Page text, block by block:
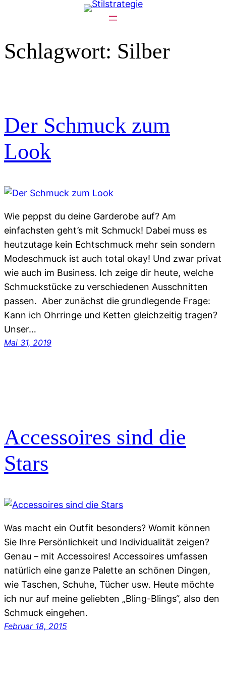
Schlagwort: Silber
Der Schmuck zum
Look
Wie peppst du deine Garderobe auf? Am
einfachsten geht’s mit Schmuck! Dabei muss es
heutzutage kein Echtschmuck mehr sein sondern
Modeschmuck ist auch total okay! Und zwar privat
wie auch im Business. Ich zeige dir heute, welche
Schmuckstücke zu verschiedenen Ausschnitten
passen. Aber zunächst die grundlegende Frage:
Kann ich Ohrringe und Ketten gleichzeitig tragen?
Unser…
Mai 31, 2019
Accessoires sind die
Stars
Was macht ein Outfit besonders? Womit können
Sie Ihre Persönlichkeit und Individualität zeigen?
Genau – mit Accessoires! Accessoires umfassen
natürlich eine ganze Palette an schönen Dingen,
wie Taschen, Schuhe, Tücher usw. Heute möchte
ich nur auf meine geliebten „Bling-Blings“, also den
Schmuck eingehen.
Februar 18, 2015